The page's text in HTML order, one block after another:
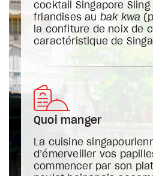
cocktail Singapore
friandises au bak kwa
la confiture de noix de
caractéristique de
Quoi manger
La cuisine
d’émerveiller vos
commencer par son